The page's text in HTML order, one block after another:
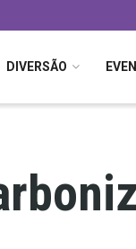
DIVERSÃO